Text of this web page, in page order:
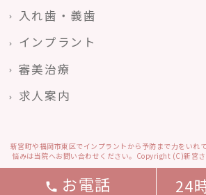
入れ歯・義歯
インプラント
審美治療
求人案内
新宮町や福岡市東区でインプラントから予防まで力をいれ
悩みは当院へお問い合わせください。Copyright (C)新宮
お電話 24